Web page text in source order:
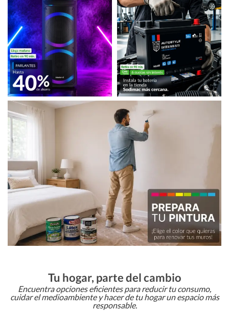
Tu hogar, parte del cambio
Encuentra opciones eficientes para reducir tu consumo,
cuidar el medioambiente y hacer de tu hogar un espacio más
responsable.